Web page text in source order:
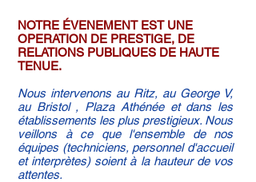
NOTRE ÉVENEMENT EST UNE
OPERATION DE PRESTIGE, DE
RELATIONS PUBLIQUES DE HAUTE
TENUE.
Nous intervenons au Ritz, au George V,
au Bristol , Plaza Athénée et dans les
établissements les plus prestigieux. Nous
veillons à ce que l'ensemble de nos
équipes (techniciens, personnel d'accueil
et interprètes) soient à la hauteur de vos
attentes.